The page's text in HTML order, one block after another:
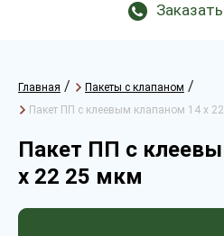
Главная / Пакеты с клапаном /
Пакет ПП с клеевым клапаном 14 х
Пакет ПП с
х 22 25 мкм